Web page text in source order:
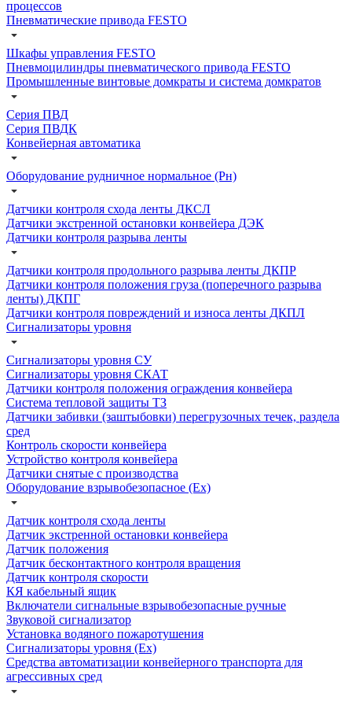
процессов
Пневматические привода FESTO
Шкафы управления FESTO
Пневмоцилиндры пневматического привода FESTO
Промышленные винтовые домкраты и система домкратов
Серия ПВД
Серия ПВДК
Конвейерная автоматика
Оборудование рудничное нормальное (Рн)
Датчики контроля схода ленты ДКСЛ
Датчики экстренной остановки конвейера ДЭК
Датчики контроля разрыва ленты
Датчики контроля продольного разрыва ленты ДКПР
Датчики контроля положения груза (поперечного разрыва
ленты) ДКПГ
Датчики контроля повреждений и износа ленты ДКПЛ
Сигнализаторы уровня
Сигнализаторы уровня СУ
Сигнализаторы уровня СКАТ
Датчики контроля положения ограждения конвейера
Система тепловой защиты ТЗ
Датчики забивки (заштыбовки) перегрузочных течек, раздела
сред
Контроль скорости конвейера
Устройство контроля конвейера
Датчики снятые с производства
Оборудование взрывобезопасное (Ex)
Датчик контроля схода ленты
Датчик экстренной остановки конвейера
Датчик положения
Датчик бесконтактного контроля вращения
Датчик контроля скорости
КЯ кабельный ящик
Включатели сигнальные взрывобезопасные ручные
Звуковой сигнализатор
Установка водяного пожаротушения
Сигнализаторы уровня (Ех)
Средства автоматизации конвейерного транспорта для
агрессивных сред